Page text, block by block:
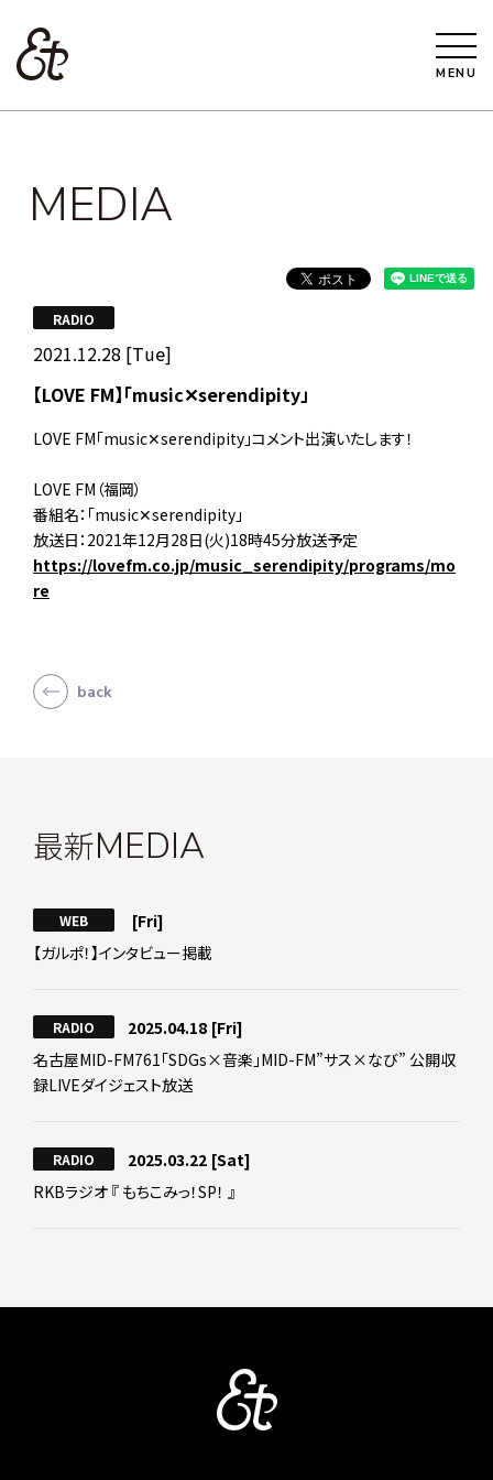
MENU
MEDIA
2021.12.28 [Tue]
RADIO
【LOVE FM】「music✕serendipity」
LOVE FM「music✕serendipity」コメント出演いたします！
LOVE FM（福岡）
番組名：「music✕serendipity」
放送日：2021年12月28日(火)18時45分放送予定
https://lovefm.co.jp/music_serendipity/programs/mo
re
back
最新MEDIA
WEB
[Fri]
【ガルポ！】インタビュー掲載
RADIO 2025.04.18 [Fri]
名古屋MID-FM761「SDGs×音楽」MID-FM”サス×なび” 公開収
録LIVEダイジェスト放送
RADIO 2025.03.22 [Sat]
RKBラジオ 『 もちこみっ！SP！ 』